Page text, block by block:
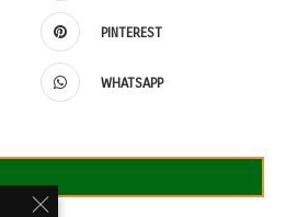
PINTEREST
WHATSAPP